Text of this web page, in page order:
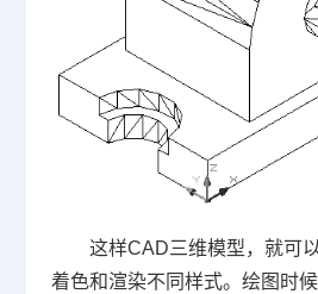
这样CAD三维模型，就可
着色和渲染不同样式。绘图时